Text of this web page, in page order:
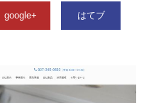
google+ はてブ